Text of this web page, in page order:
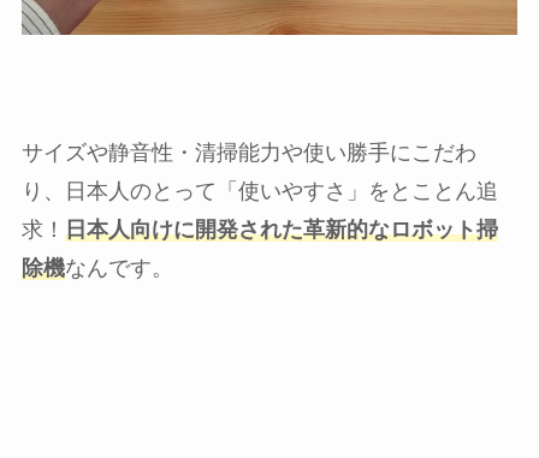
サイズや静音性・清掃能力や使い勝手にこだわ
り、日本人のとって「使いやすさ」をとことん追
求！ 日本人向けに開発された革新的なロボット掃
除機なんです。